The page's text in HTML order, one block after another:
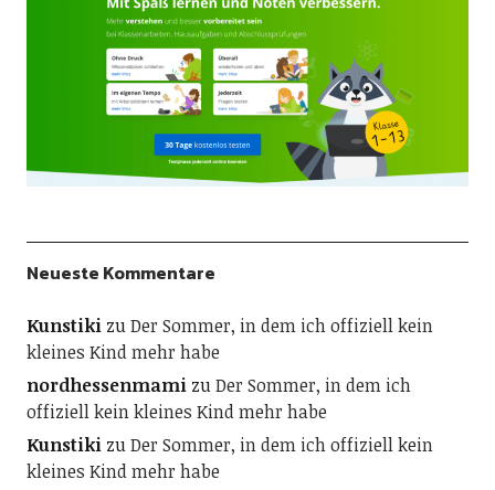
Neueste Kommentare
KunstikizuDer Sommer, in dem ich offiziell kein
kleines Kind mehr habe
nordhessenmamizuDer Sommer, in dem ich
offiziell kein kleines Kind mehr habe
KunstikizuDer Sommer, in dem ich offiziell kein
kleines Kind mehr habe